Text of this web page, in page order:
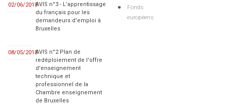
02/06/2015AVIS n°3 - L’apprentissage
du français pour les
demandeurs d’emploi à
Bruxelles
08/05/2015AVIS n°2 Plan de
redéploiement de l'offre
d'enseignement
technique et
professionnel de la
Chambre enseignement
de Bruxelles
Fonds
européens